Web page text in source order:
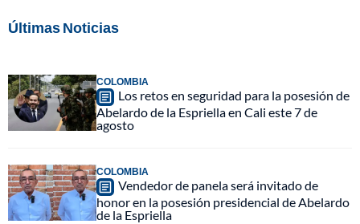
Últimas Noticias
COLOMBIA
Los retos en seguridad para la posesión de
Abelardo de la Espriella en Cali este 7 de
agosto
COLOMBIA
Vendedor de panela será invitado de
honor en la posesión presidencial de Abelardo
de la Espriella